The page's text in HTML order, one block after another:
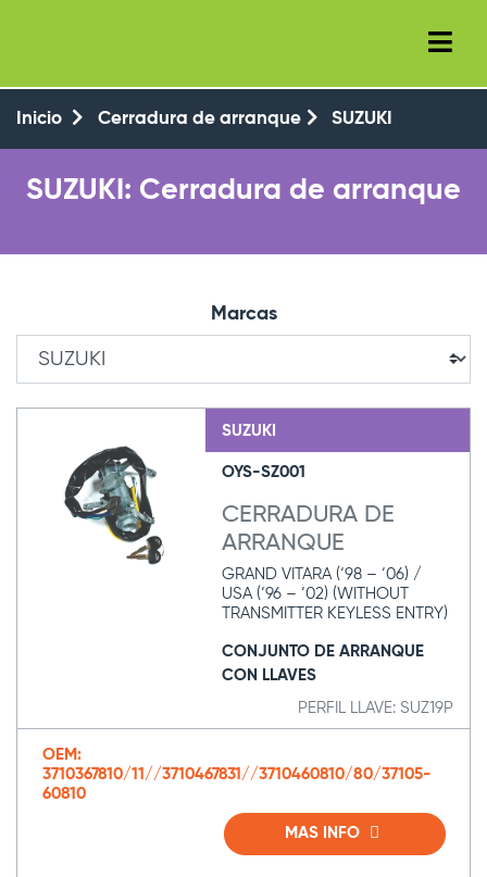
Inicio Cerradura de arranque SUZUKI
SUZUKI: Cerradura de arranque
Marcas
SUZUKI
OYS-SZ001
CERRADURA DE
ARRANQUE
GRAND VITARA (‘98 – ‘06) /
USA (‘96 – ‘02) (WITHOUT
TRANSMITTER KEYLESS ENTRY)
CONJUNTO DE ARRANQUE
CON LLAVES
PERFIL LLAVE: SUZ19P
OEM:
3710367810/11//3710467831//3710460810/80/37105-
60810
MAS INFO